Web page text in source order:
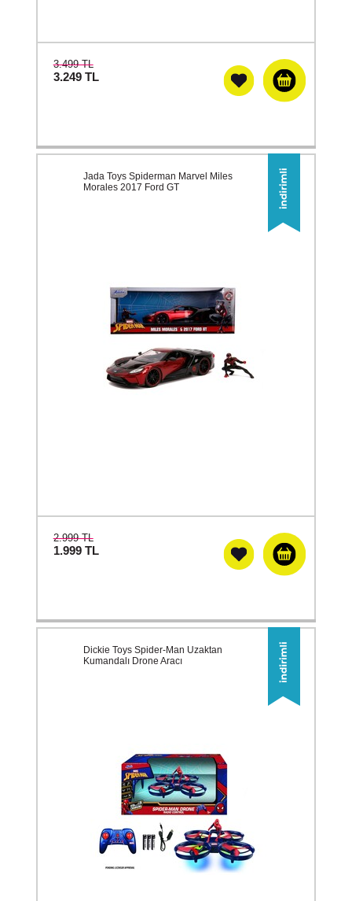
3.499 TL
3.249 TL
Jada Toys Spiderman Marvel Miles
Morales 2017 Ford GT
2.999 TL
1.999 TL
Dickie Toys Spider-Man Uzaktan
Kumandalı Drone Aracı